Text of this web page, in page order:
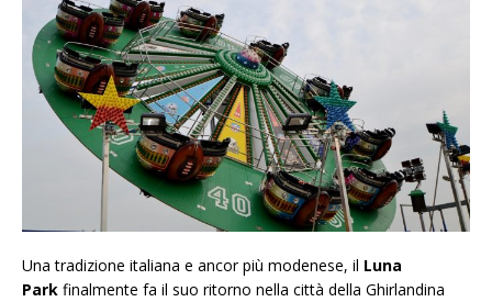
Una tradizione italiana e ancor più modenese, il Luna
Park finalmente fa il suo ritorno nella città della Ghirlandina